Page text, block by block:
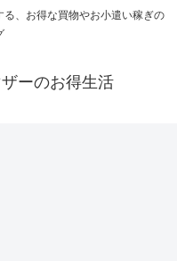
、お得な買物やお小遣い稼ぎの
ーのお得生活